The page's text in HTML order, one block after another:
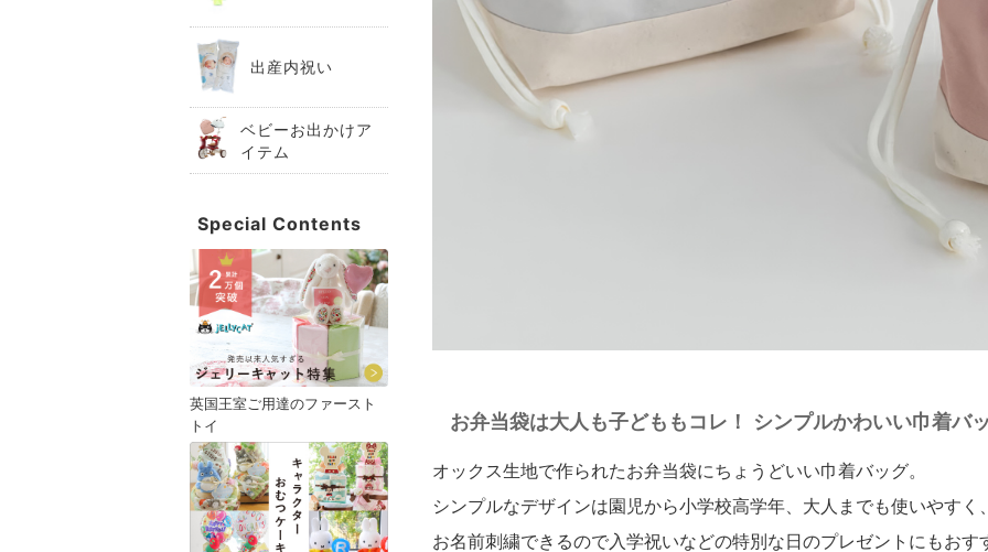
お弁当袋は大人も子どももコレ！ シンプルかわいい巾着バ
オックス生地で作られたお弁当袋にちょうどいい巾着バッグ。
シンプルなデザインは園児から小学校高学年、大人までも使いやす
お名前刺繍できるので入学祝いなどの特別な日のプレゼントにもおす
出産内祝い
ベビーお出かけア
イテム
Special Contents
英国王室ご用達のファースト
トイ